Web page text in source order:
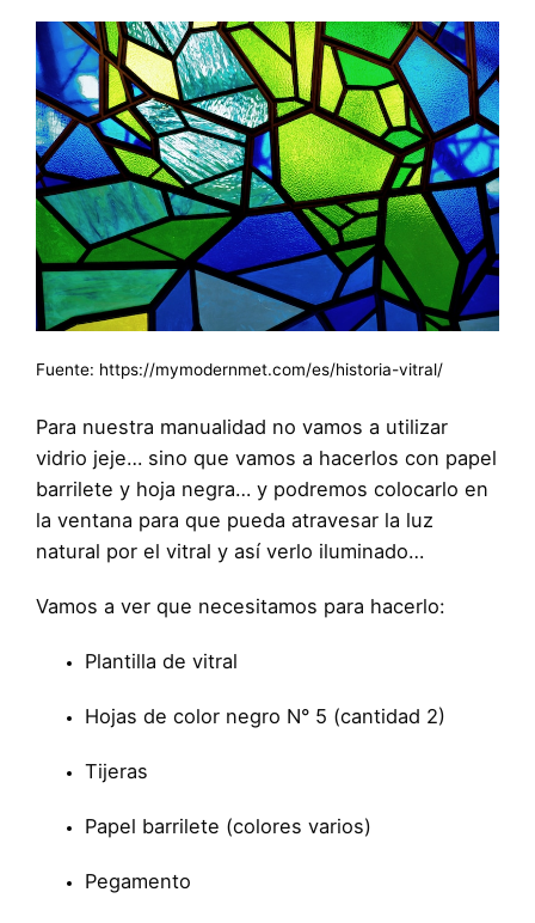
Fuente: https://mymodernmet.com/es/historia-vitral/
Para nuestra manualidad no vamos a utilizar
vidrio jeje… sino que vamos a hacerlos con papel
barrilete y hoja negra… y podremos colocarlo en
la ventana para que pueda atravesar la luz
natural por el vitral y así verlo iluminado…
Vamos a ver que necesitamos para hacerlo:
Plantilla de vitral
Hojas de color negro N° 5 (cantidad 2)
Tijeras
Papel barrilete (colores varios)
Pegamento